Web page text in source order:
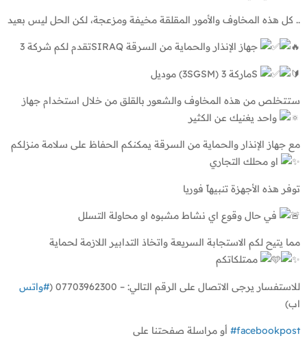
كل هذه المخاوف والأمور المقلقة مخيفة ومزعجة، لكن الحل ليس بعيد ..
تقدم
موديل (3SGSM) ماركة 3S
ستتخلص من هذه المخاوف والشعور بالقلق من خلال استخدام جهاز
مع جهاز الإنذار والحماية من السرقة يمكنكم الحفاظ على سلامة منزلكم
توفر هذه الأجهزة تنبيهاً فوريا
مما يتيح لكم الاستجابة السريعة واتخاذ التدابير اللازمة لحماية
للاستفسار يرجى الاتصال على الرقم التالي: – 07703962300 (
#واتس
اب)
#facebookpost